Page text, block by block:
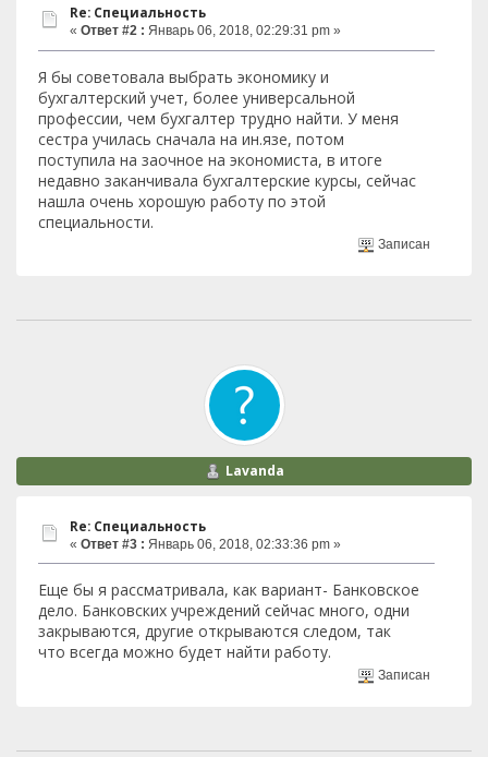
Re: Специальность
« Ответ #2 : Январь 06, 2018, 02:29:31 pm »
Я бы советовала выбрать экономику и
бухгалтерский учет, более универсальной
профессии, чем бухгалтер трудно найти. У меня
сестра училась сначала на ин.язе, потом
поступила на заочное на экономиста, в итоге
недавно заканчивала бухгалтерские курсы, сейчас
нашла очень хорошую работу по этой
специальности.
Записан
Lavanda
Re: Специальность
« Ответ #3 : Январь 06, 2018, 02:33:36 pm »
Еще бы я рассматривала, как вариант- Банковское
дело. Банковских учреждений сейчас много, одни
закрываются, другие открываются следом, так
что всегда можно будет найти работу.
Записан